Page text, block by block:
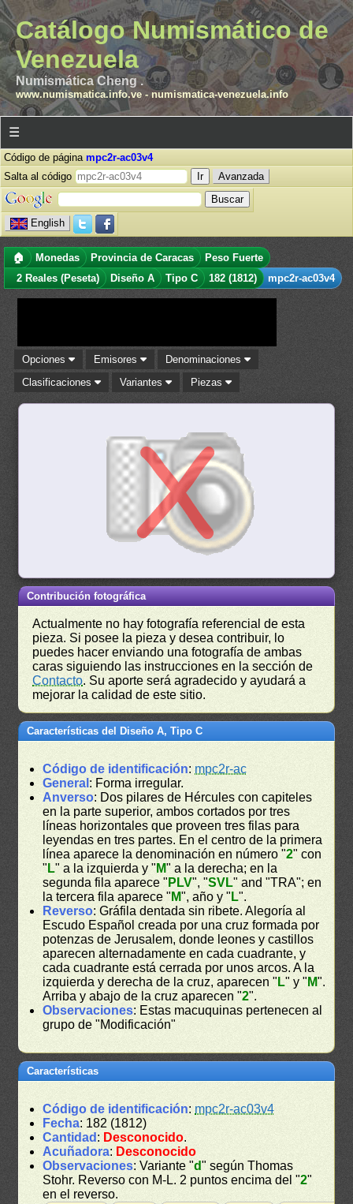
Catálogo Numismático de
Venezuela
Numismática Cheng .
www.numismatica.info.ve- numismatica-venezuela.info
☰
Código de página mpc2r-ac03v4
Salta al código
Avanzada
English
🏠 Monedas Provincia de Caracas
Peso Fuerte
2 Reales (Peseta)
Diseño A Tipo C 182 (1812) mpc2r-ac03v4
Opciones Emisores
Denominaciones
Clasificaciones
Variantes Piezas
Contribución fotográfica
Actualmente no hay fotografía referencial de esta
pieza. Si posee la pieza y desea contribuir, lo
puedes hacer enviando una fotografía de ambas
caras siguiendo las instrucciones en la sección de
Contacto. Su aporte será agradecido y ayudará a
mejorar la calidad de este sitio.
Características del Diseño A, Tipo C
Código de identificación: mpc2r-ac
General : Forma irregular.
Anverso: Dos pilares de Hércules con capiteles
en la parte superior, ambos cortados por tres
líneas horizontales que proveen tres filas para
leyendas en tres partes. En el centro de la primera
línea aparece la denominación en número "2" con
" L" a la izquierda y " M" a la derecha; en la
segunda fila aparece " PLV", "SVL" and "TRA"; en
la tercera fila aparece " M", año y " L".
Reverso: Gráfila dentada sin ribete. Alegoría al
Escudo Español creada por una cruz formada por
potenzas de Jerusalem, donde leones y castillos
aparecen alternadamente en cada cuadrante, y
cada cuadrante está cerrada por unos arcos. A la
izquierda y derecha de la cruz, aparecen " L" y " M".
Arriba y abajo de la cruz aparecen "2".
Observaciones: Estas macuquinas pertenecen al
grupo de "Modificación"
Características
Código de identificación: mpc2r-ac03v4
Fecha: 182 (1812)
Cantidad : Desconocido.
Acuñadora: Desconocido
Observaciones: Variante "d" según Thomas
Stohr. Reverso con M-L. 2 puntos encima del "2"
en el reverso.